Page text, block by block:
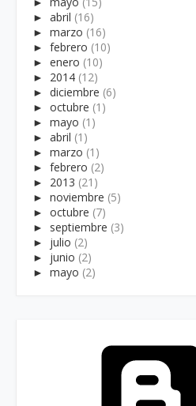
► abril (16)
► marzo (16)
► febrero (10)
► enero (10)
► 2014 (12)
► diciembre (6)
► octubre (1)
► mayo (1)
► abril (1)
► marzo (1)
► febrero (2)
► 2013 (21)
► noviembre (5)
► octubre (7)
► septiembre (3)
► julio (2)
► junio (2)
► mayo (2)